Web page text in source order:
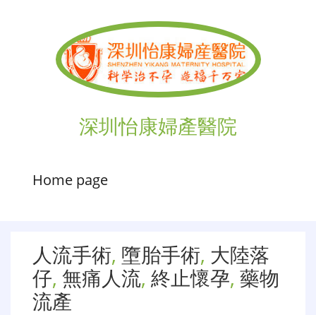
深圳怡康婦產醫院
Home page
人流手術, 墮胎手術, 大陸落
仔, 無痛人流, 終止懷孕, 藥物
流產